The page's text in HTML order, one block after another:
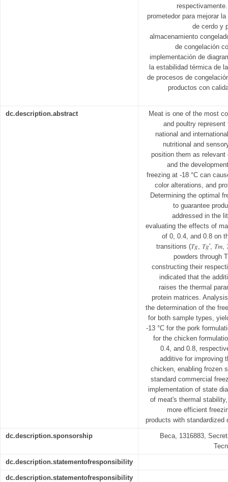
prometedor para mejorar
de cerdo y
almacenamiento
de congelación
implementación de
la estabilidad térmica de
de procesos de
productos con
dc.description.abstract
Meat is one of the most
and poultry
national and
nutritional and
position them as
and the
freezing at -18 °C can
color alterations, and
Determining the optimal
to guarantee
addressed in the
evaluating the effects of
of 0, 0.4, and 0.8 on
transitions (𝑇𝑔, 𝑇𝑔', 𝑇𝑚,
powders through
constructing their
indicated that the
raises the thermal
protein matrices.
the determination of the
for both sample types,
-13 °C for the pork
for the chicken
0.4, and 0.8,
additive for improving
chicken, enabling frozen
standard commercial
implementation of state
of meat's thermal
more efficient
products with standardized
dc.description.sponsorship
Beca, 1316883,
dc.description.statementofresponsibility
dc.description.statementofresponsibility